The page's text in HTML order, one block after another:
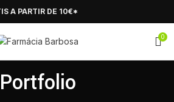
A PARTIR DE 10€*
0
Portfolio